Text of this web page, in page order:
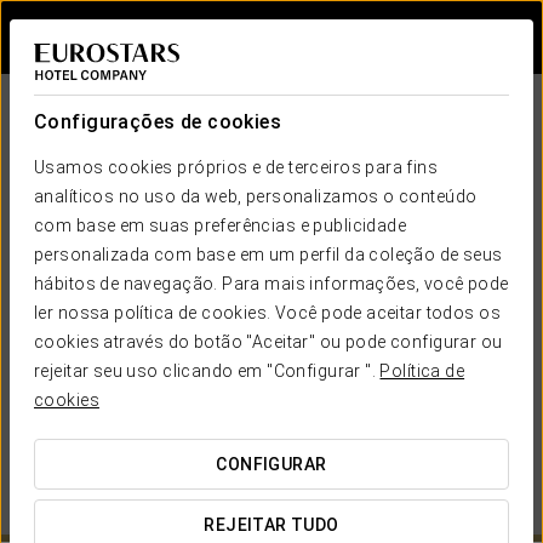
Configurações de cookies
Usamos cookies próprios e de terceiros para fins
analíticos no uso da web, personalizamos o conteúdo
com base em suas preferências e publicidade
personalizada com base em um perfil da coleção de seus
hábitos de navegação. Para mais informações, você pode
ler nossa política de cookies. Você pode aceitar todos os
cookies através do botão "Aceitar" ou pode configurar ou
rejeitar seu uso clicando em "Configurar ". Política de
cookies
CONFIGURAR
REJEITAR TUDO
EUROSTARS HOTEL COMPANY
 